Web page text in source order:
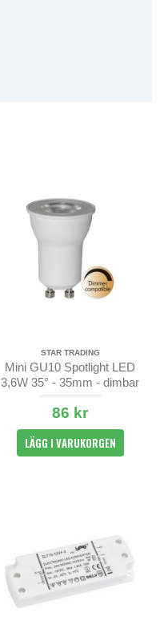
STAR TRADING
Mini GU10 Spotlight LED
3,6W 35° - 35mm - dimbar
86 kr
LÄGG I VARUKORGEN